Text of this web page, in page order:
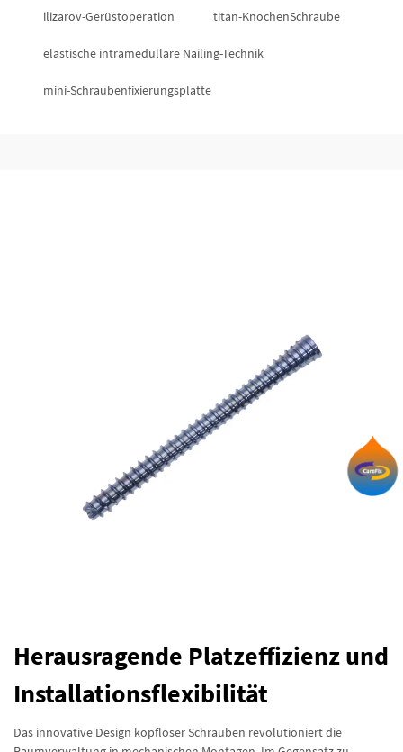
ilizarov-Gerüstoperation titan-KnochenSchraube
elastische intramedulläre Nailing-Technik
mini-Schraubenfixierungsplatte
Herausragende Platzeffizienz und
Installationsflexibilität
Das innovative Design kopfloser Schrauben revolutioniert die